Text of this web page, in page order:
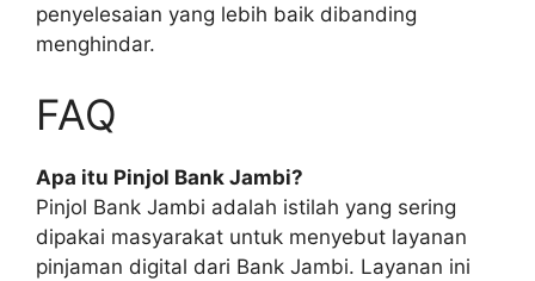
penyelesaian yang lebih baik dibanding
menghindar.
FAQ
Apa itu Pinjol Bank Jambi?
Pinjol Bank Jambi adalah istilah yang sering
dipakai masyarakat untuk menyebut layanan
pinjaman digital dari Bank Jambi. Layanan ini